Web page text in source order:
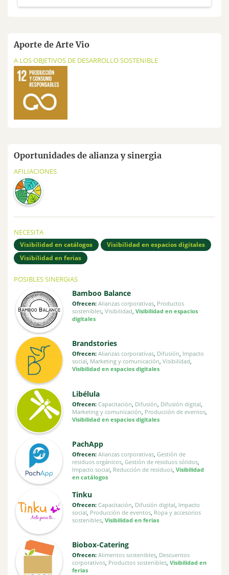
Aporte de Arte Vio
A LOS OBJETIVOS DE DESARROLLO SOSTENIBLE
Oportunidades de alianza y sinergia
AFILIACIONES
NECESITA
Visibilidad en catálogos
Visibilidad en espacios digitales
Visibilidad en ferias
POSIBLES SINERGIAS
Bamboo Balance
Ofrecen: Alianzas corporativas, Productos
sostenibles, Visibilidad Visibilidad en espacios
digitales
Brandstories
Ofrecen: Alianzas corporativas, Difusión, Impacto
social, Marketing y comunicación, Visibilidad,
Visibilidad en espacios digitales
Libélula
Ofrecen: Capacitación Difusión Difusión digital
Marketing y comunicación Producción de eventos,
Visibilidad en espacios digitales
PachApp
Ofrecen: Alianzas corporativas, Gestión de
residuos orgánicos, Gestión de residuos sólidos,
Impacto social, Reducción de residuos, Visibilidad
en catálogos
Tinku
Ofrecen: Capacitación Difusión digital Impacto
social Producción de eventos, Ropa y accesorios
sostenibles, Visibilidad en ferias
Biobox-Catering
Ofrecen: Alimentos sostenibles, Descuentos
corporativos, Productos sostenibles, Visibilidad en
ferias